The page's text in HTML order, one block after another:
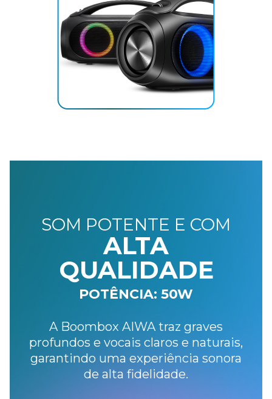
SOM POTENTE E COM
ALTA
QUALIDADE
POTÊNCIA: 50W
A Boombox AIWA traz graves
profundos e vocais claros e naturais,
garantindo uma experiência sonora
de alta fidelidade.